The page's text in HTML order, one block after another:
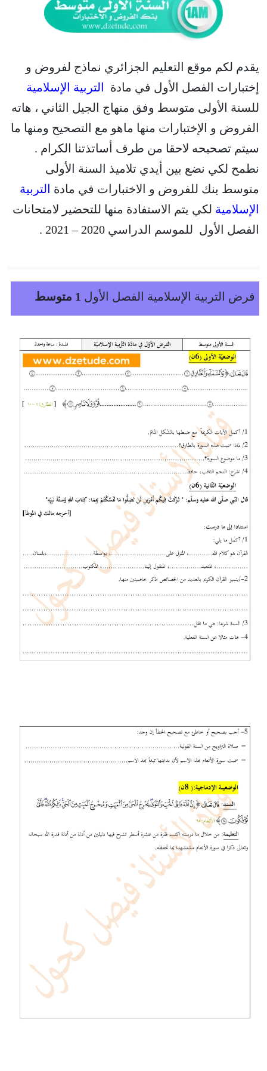
يقدم لكم موقع التعليم الجزائري نماذج لفروض و
إختبارات الفصل الأول في مادة التربية الإسلامية
للسنة الأولى متوسط وفق منهاج الجيل الثاني ، هاته
الفروض و الإختبارات منها ماهو مع التصحيح ومنها ما
سيتم تصحيحه لاحقا من طرف أساتذتنا الكرام .
نطمح لكي نضع بين أيدي تلاميذ السنة الأولى
متوسط بنك للفروض و الاختبارات في مادة التربية
الإسلامية لكي يتم الاستفادة منها للتحضير لامتحانات
الفصل الأول للموسم الدراسي 2020 – 2021 .
فرض التربية الإسلامية الفصل الأول 1 متوسط